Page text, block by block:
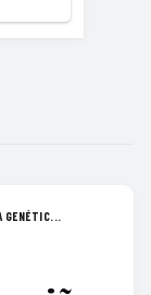
GENÉTIC...